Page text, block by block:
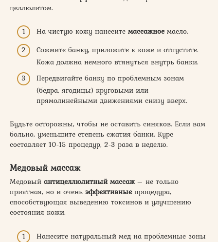
целлюлитом.
На чистую кожу нанесите массажное масло.
Сожмите банку, приложите к коже и отпустите.
Кожа должна немного втянуться внутрь банки.
Передвигайте банку по проблемным зонам
(бедра, ягодицы) круговыми или
прямолинейными движениями снизу вверх.
Будьте осторожны, чтобы не оставить синяков. Если вам
больно, уменьшите степень сжатия банки. Курс
составляет 10-15 процедур, 2-3 раза в неделю.
Медовый массаж
Медовый антицеллюлитный массаж– не только
приятная, но и очень эффективные процедура,
способствующая выведению токсинов и улучшению
состояния кожи.
Нанесите натуральный мед на проблемные зоны